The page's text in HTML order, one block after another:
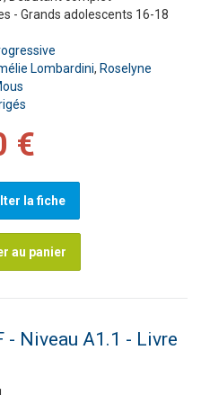
- Grands adolescents 16-18
Lombardini, Roselyne
€
la fiche
au panier
- Niveau A1.1 - Livre